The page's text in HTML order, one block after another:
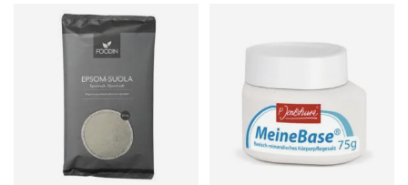
Kokeile esimerkiksi monikäyttöistä
Epsom -suolaa, jotka sopivat moneen kauneusrutiiniin ja
erinomaisesti myös juuri kuorintaan! Suosittelemme myös ihon
säännöllistä kuivaharjausta, jolla on useita terveysvaikutuksia. Se
mm. stimuloi verenkiertoa ja aktivoi kehon lymfaattista järjestelmää
kun kuivaharjaat ihon ennen peseytymistä.